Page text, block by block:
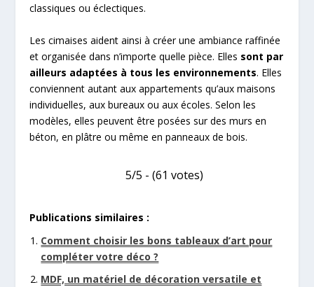
classiques ou éclectiques.
Les cimaises aident ainsi à créer une ambiance raffinée
et organisée dans n’importe quelle pièce. Elles sont par
ailleurs adaptées à tous les environnements. Elles
conviennent autant aux appartements qu’aux maisons
individuelles, aux bureaux ou aux écoles. Selon les
modèles, elles peuvent être posées sur des murs en
béton, en plâtre ou même en panneaux de bois.
5/5 - (61 votes)
Publications similaires :
Comment choisir les bons tableaux d’art pour
compléter votre déco ?
MDF, un matériel de décoration versatile et